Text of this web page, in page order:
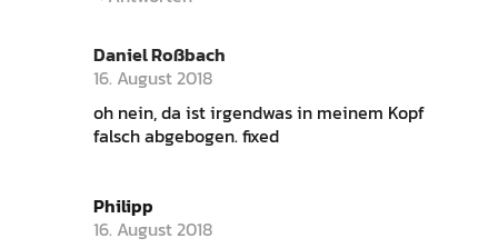
Daniel Roßbach
16. August 2018
oh nein, da ist irgendwas in meinem Kopf
falsch abgebogen. fixed
Philipp
16. August 2018